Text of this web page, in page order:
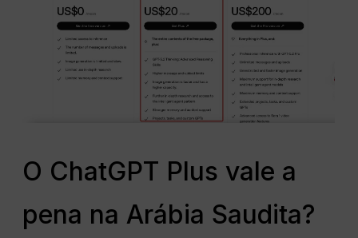
O ChatGPT Plus vale a
pena na Arábia Saudita?